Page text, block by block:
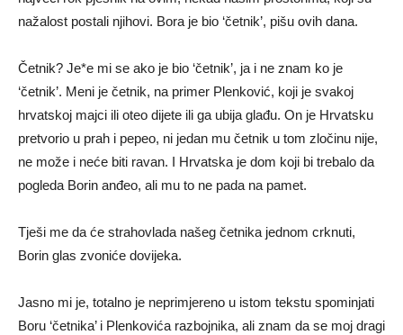
nažalost postali njihovi. Bora je bio ‘četnik’, pišu ovih dana.
Četnik? Je*e mi se ako je bio ‘četnik’, ja i ne znam ko je
‘četnik’. Meni je četnik, na primer Plenković, koji je svakoj
hrvatskoj majci ili oteo dijete ili ga ubija glađu. On je Hrvatsku
pretvorio u prah i pepeo, ni jedan mu četnik u tom zločinu nije,
ne može i neće biti ravan. I Hrvatska je dom koji bi trebalo da
pogleda Borin anđeo, ali mu to ne pada na pamet.
Tješi me da će strahovlada našeg četnika jednom crknuti,
Borin glas zvoniće dovijeka.
Jasno mi je, totalno je neprimjereno u istom tekstu spominjati
Boru ‘četnika’ i Plenkovića razbojnika, ali znam da se moj dragi